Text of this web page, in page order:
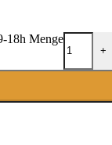
18h Menge
+